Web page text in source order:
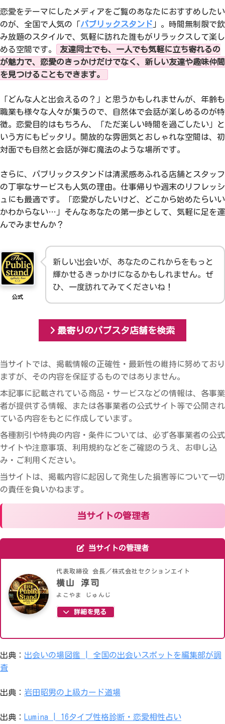
恋愛をテーマにしたメディアをご覧のあなたにおすすめしたい
のが、全国で人気の「パブリックスタンド 」。時間無制限で飲
み放題のスタイルで、気軽に訪れた誰もがリラックスして楽し
める空間です。
友達同士でも、一人でも気軽に立ち寄れるの
が魅力で、恋愛のきっかけだけでなく、新しい友達や趣味仲間
を見つけることもできます。
「どんな人と出会えるの？」と思うかもしれませんが、年齢も
職業も様々な人々が集うので、自然体で会話が楽しめるのが特
徴。恋愛目的はもちろん、「ただ楽しい時間を過ごしたい」と
いう方にもピッタリ。開放的な雰囲気とおしゃれな空間は、初
対面でも自然と会話が弾む魔法のような場所です。
さらに、パブリックスタンドは清潔感あふれる店舗とスタッフ
の丁寧なサービスも人気の理由。仕事帰りや週末のリフレッシ
ュにも最適です。「恋愛がしたいけど、どこから始めたらいい
かわからない…」そんなあなたの第一歩として、気軽に足を運
んでみませんか？
公式
新しい出会いが、あなたのこれからをもっと
輝かせるきっかけになるかもしれません。ぜ
ひ、一度訪れてみてくださいね！
最寄りのパブスタ店舗を検索
当サイトでは、掲載情報の正確性・最新性の維持に努めており
ますが、その内容を保証するものではありません。
本記事に記載されている商品・サービスなどの情報は、各事業
者が提供する情報、または各事業者の公式サイト等で公開され
ている内容をもとに作成しています。
各種割引や特典の内容・条件については、必ず各事業者の公式
サイトや注意事項、利用規約などをご確認のうえ、お申し込
み・ご利用ください。
当サイトは、掲載内容に起因して発生した損害等について一切
の責任を負いかねます。
当サイトの管理者
当サイトの管理者
代表取締役 会長／株式会社セクションエイト
横山 淳司
よこやま じゅんじ
詳細を見る
出典： 出会いの場図鑑 | 全国の出会いスポットを編集部が調
査
出典： 岩田昭男の上級カード道場
出典： Lumina | 16タイプ性格診断・恋愛相性占い